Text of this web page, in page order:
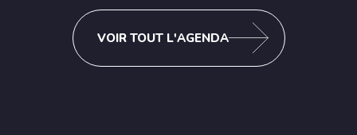
VOIR TOUT L'AGENDA